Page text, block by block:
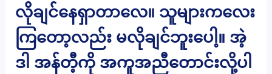
လိုချင်နေရှာတာလေ။ သူများကလေး
ကြတော့လည်း မလိုချင်ဘူးပေါ့။ အဲ့
ဒါ အန်တီ့ကို အကူအညီတောင်းလို့ပါ